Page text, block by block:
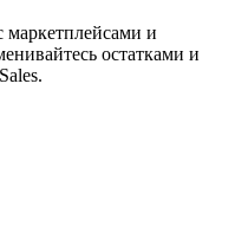
маркетплейсами и
остатками и